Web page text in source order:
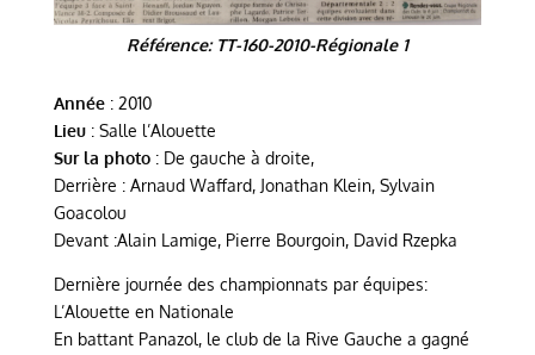
Référence: TT-160-2010-Régionale 1
Année : 2010
Lieu: Salle l’Alouette
Sur la photo: De gauche à droite,
Derrière : Arnaud Waffard, Jonathan Klein, Sylvain
Goacolou
Devant :Alain Lamige, Pierre Bourgoin, David Rzepka
Dernière journée des championnats par équipes:
L’Alouette en Nationale
En battant Panazol, le club de la Rive Gauche a gagné